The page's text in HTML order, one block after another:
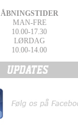
ÅBNINGSTIDER
MAN-FRE
10.00-17.30
LØRDAG
10.00-14.00